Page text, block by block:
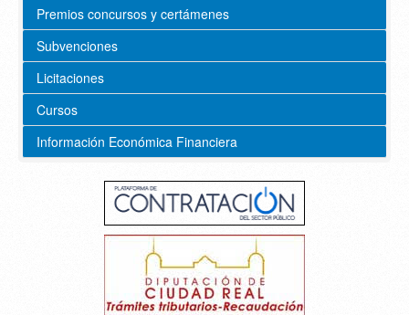
Premios concursos y certámenes
Subvenciones
Licitaciones
Cursos
Información Económica Financiera